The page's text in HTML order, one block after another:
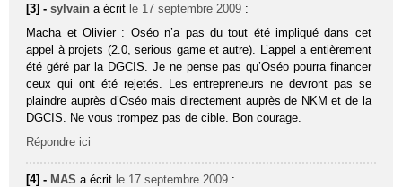
[3] -sylvain a écrit le 17 septembre 2009 :
Macha et Olivier : Oséo n’a pas du tout été impliqué dans cet
appel à projets (2.0, serious game et autre). L’appel a entièrement
été géré par la DGCIS. Je ne pense pas qu’Oséo pourra financer
ceux qui ont été rejetés. Les entrepreneurs ne devront pas se
plaindre auprès d’Oséo mais directement auprès de NKM et de la
DGCIS. Ne vous trompez pas de cible. Bon courage.
Répondre ici
[4] - MAS a écrit le 17 septembre 2009 :